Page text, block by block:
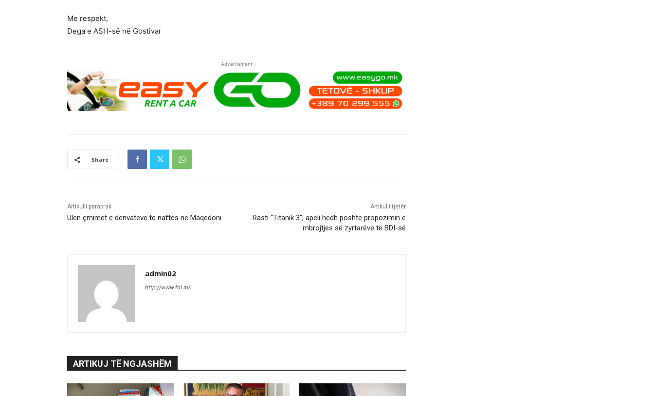
Me respekt,
Dega e ASH-së në Gostivar
- Advertisment -
Share
Artikulli paraprak
Ulen çmimet e derivateve të naftës në Maqedoni
Artikulli tjetër
Rasti “Titanik 3”, apeli hedh poshtë propozimin e
mbrojtjes së zyrtarëve të BDI-së
admin02
http://www.fol.mk
ARTIKUJ TË NGJASHËM